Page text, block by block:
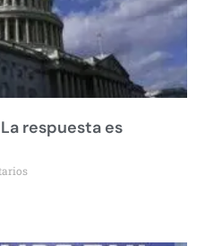
respuesta es